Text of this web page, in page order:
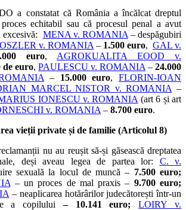
a constatat că România a încălcat dreptul
echitabil sau că procesul penal a avut
excesivă: MENA v. ROMANIA – despăgubiri
v. ROMANIA – 1.500 euro, GAL v.
euro, AGROKUALITA EOOD v.
de euro, PAULESCU v. ROMANIA – 24.000
– 15.000 euro,FLORIN-IOAN
MARCEL NISTOR v. ROMANIA –
IONESCU v. ROMANIA (art 6 și art
v. ROMANIA – 8.700 euro.
vieții private și de familie (Articolul 8)
nu au reușit să-și găsească dreptatea
deși aveau legea de partea lor: C. v.
sexuală la locul de muncă – 7.500 euro;
– un proces de mal praxis – 9.700 euro;
– neaplicarea hotărârilor judecătorești într-un
a copilului– 10.141 euro;LOIRY v.